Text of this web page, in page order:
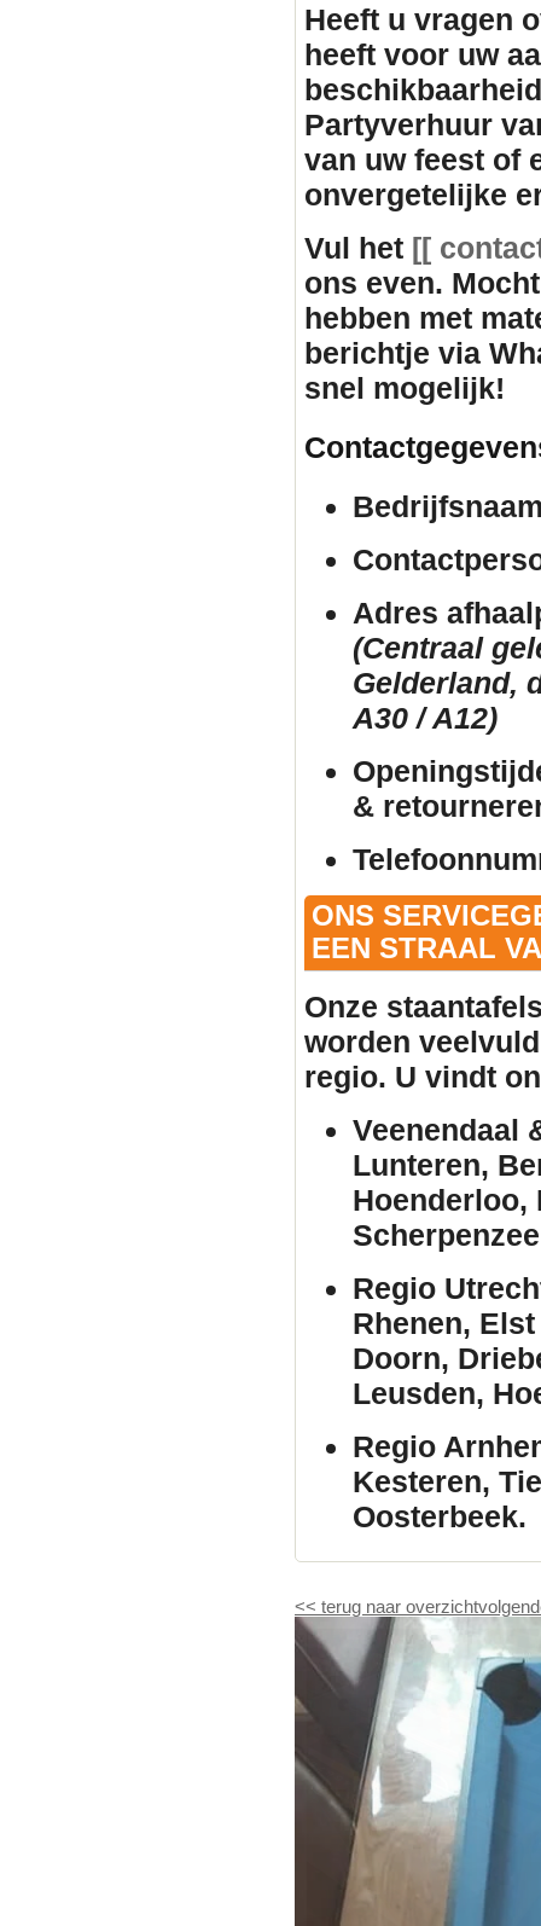
Heeft u vragen
heeft voor uw
Partyverhuur
van uw feest of
onvergetelijke
Vul het [[
ons even.
hebben met
berichtje via
snel mogelijk!
Adres
(Centraal
Gelderland,
A30 / A12)
&
ONS
EEN STRAAL
Onze
worden
regio. U vindt
Veenendaal
Lunteren,
Hoenderloo,
Regio
Rhenen,
Doorn,
Leusden,
Regio
Kesteren,
Oosterbeek.
<< terug naar overzicht